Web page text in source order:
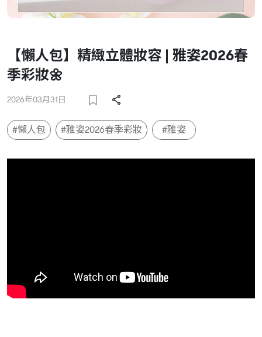
【懶人包】精緻立體妝容 | 雅姿2026春
季彩妝🌼
2026年03月31日
#懶人包 #雅姿2026春季彩妝 #雅姿